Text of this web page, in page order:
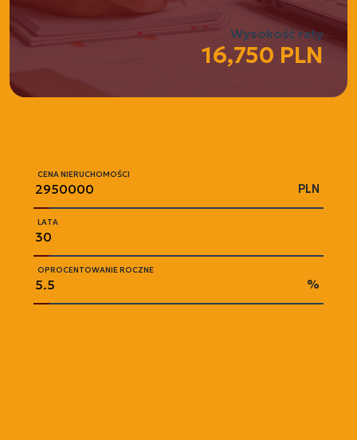
Wysokość raty
16,750 PLN
CENA NIERUCHOMOŚCI
PLN
LATA
OPROCENTOWANIE ROCZNE
%